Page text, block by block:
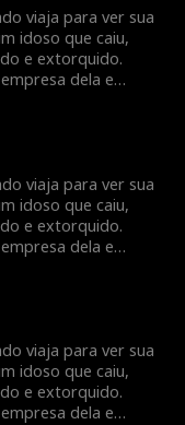
o vínculo
viaja para ver sua
idoso que caiu,
e extorquido.
dela e
lo. A filha limpa o
uma
o vínculo
viaja para ver sua
idoso que caiu,
e extorquido.
dela e
lo. A filha limpa o
uma
o vínculo
viaja para ver sua
idoso que caiu,
e extorquido.
dela e